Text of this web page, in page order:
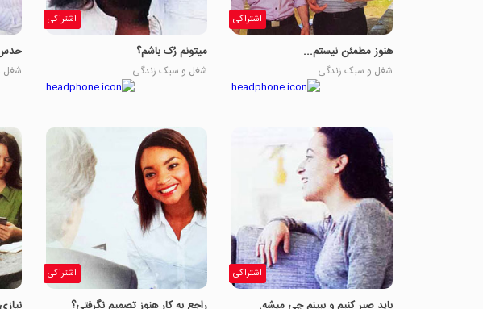
اشتراکی
هنوز مطمئن نیستم...
شغل و سبک زندگی
اشتراکی
میتونم رُک باشم؟
شغل و سبک زندگی شغل
اشتراکی اشتراکی